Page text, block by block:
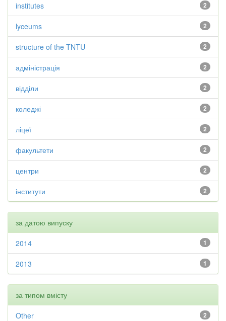
2
institutes
2
lyceums
2
structure of the TNTU
2
адміністрація
2
відділи
2
коледжі
2
ліцеї
2
факультети
2
центри
2
інститути
за датою випуску
1
2014
1
2013
за типом вмісту
2
Other